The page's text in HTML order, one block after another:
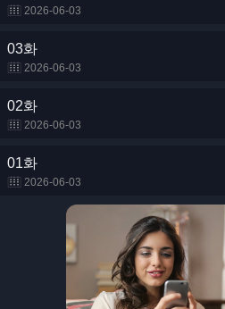
2026-06-03
03화
2026-06-03
02화
2026-06-03
01화
2026-06-03